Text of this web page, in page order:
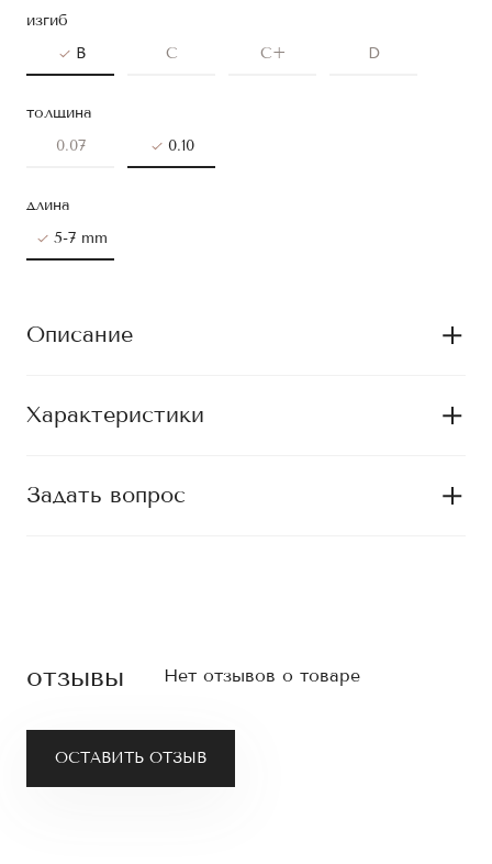
изгиб
B
C C+ D
толщина
0.07
0.10
длина
5-7 mm
Описание
Характеристики
Задать вопрос
отзывы Нет отзывов о товаре
ОСТАВИТЬ ОТЗЫВ